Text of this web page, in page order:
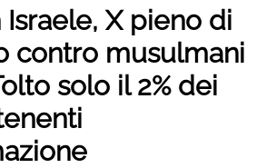
Israele, X pieno di
contro musulmani
solo il 2% dei